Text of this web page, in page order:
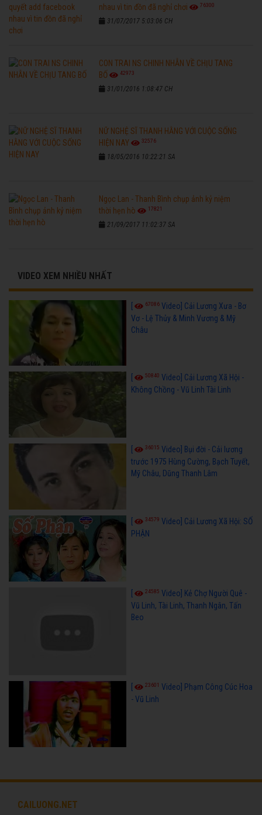
nhau vì tin đồn đã nghỉ chơi
76300
31/07/2017 5:03:06 CH
CON TRAI NS CHINH NHẪN VỀ CHỊU TANG
BỐ
42973
31/01/2016 1:08:47 CH
NỮ NGHỆ SĨ THANH HẰNG VỚI CUỘC SỐNG
HIỆN NAY
32576
18/05/2016 10:22:21 SA
Ngọc Lan - Thanh Bình chụp ảnh kỷ niệm
thời hẹn hò
17821
21/09/2017 11:02:37 SA
VIDEO XEM NHIỀU NHẤT
[ 67086 Video] Cải Lương Xưa - Bơ
Vơ - Lệ Thủy & Minh Vương & Mỹ
Châu
50840 Video] Cải Lương Xã Hội -
Không Chồng - Vũ Linh Tài Linh
36015 Video] Bụi đời - Cải lương
trước 1975 Hùng Cường, Bạch Tuyết,
Mỹ Châu, Dũng Thanh Lâm
34579 Video] Cải Lương Xã Hội: SỐ
PHẬN
24585 Video] Kẻ Chợ Người Quê -
Vũ Linh, Tài Linh, Thanh Ngân, Tấn
Beo
23601
Video] Phạm Công Cúc Hoa
- Vũ Linh
CAILUONG.NET